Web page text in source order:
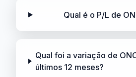
Qual é o P/L de
Qual foi a variação de
últimos 12 meses?